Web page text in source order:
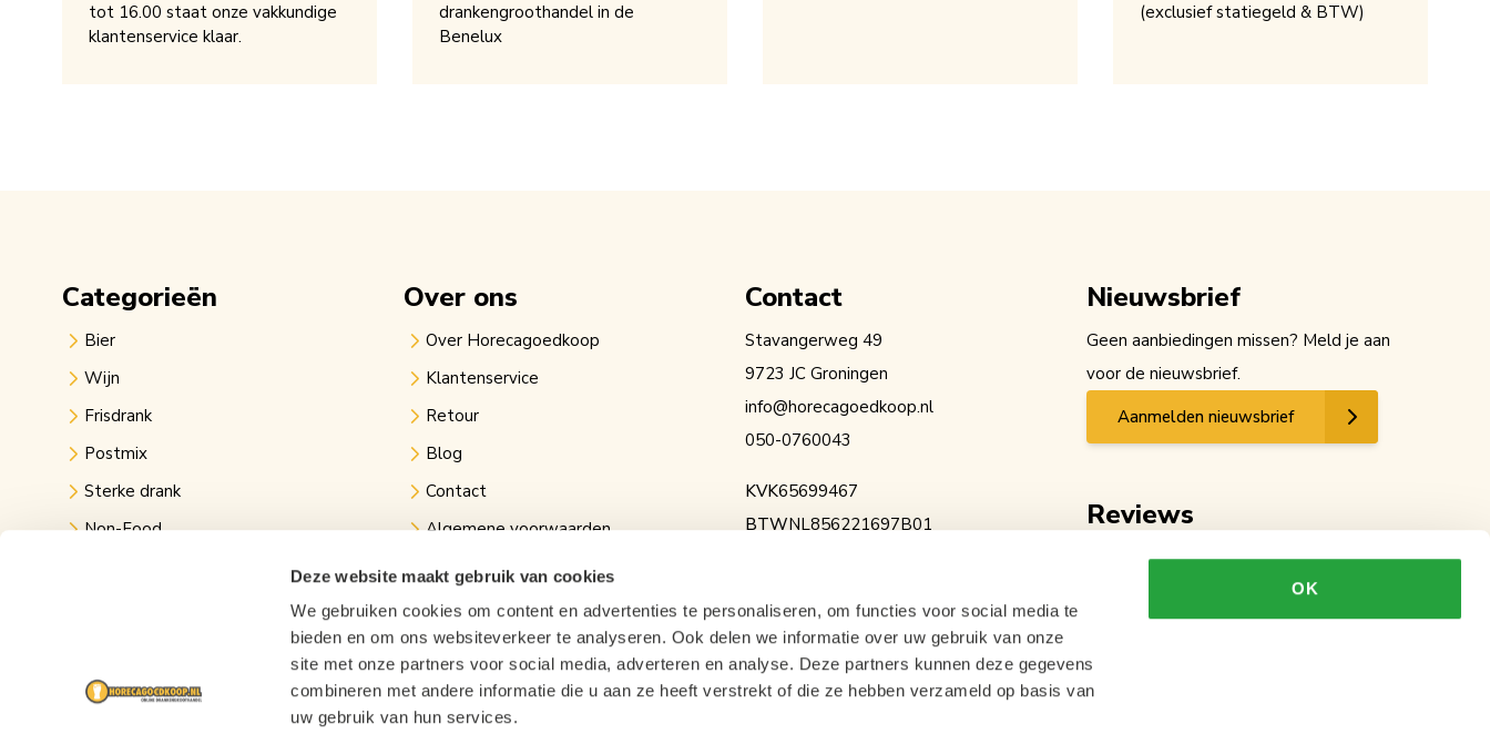
Deze website maakt gebruik van cookies
We gebruiken cookies om content en advertenties te personaliseren, om functies voor social media te
bieden en om ons websiteverkeer te analyseren. Ook delen we informatie over uw gebruik van onze
site met onze partners voor social media, adverteren en analyse. Deze partners kunnen deze gegevens
combineren met andere informatie die u aan ze heeft verstrekt of die ze hebben verzameld op basis van
uw gebruik van hun services.
OK
tot 16.00 staat onze vakkundige
klantenservice klaar.
drankengroothandel in de
Benelux
(exclusief statiegeld & BTW)
Categorieën
Bier
Wijn
Frisdrank
Postmix
Sterke drank
Non-Food
Over ons
Over Horecagoedkoop
Klantenservice
Retour
Blog
Contact
Algemene voorwaarden
Privacy verklaring
Links
Contact
Stavangerweg 49
9723 JC Groningen
info@horecagoedkoop.nl
050-0760043
KVK65699467
BTWNL856221697B01
Nieuwsbrief
Geen aanbiedingen missen? Meld je aan
voor de nieuwsbrief.
Aanmelden nieuwsbrief
Reviews